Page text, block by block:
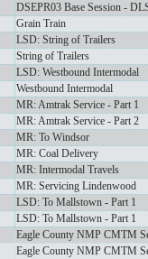
DSEPR03 Base Session -
Grain Train
LSD: String of Trailers
String of Trailers
LSD: Westbound Intermodal
Westbound Intermodal
MR: Amtrak Service - Part 1
MR: Amtrak Service - Part 2
MR: To Windsor
MR: Coal Delivery
MR: Intermodal Travels
MR: Servicing Lindenwood
LSD: To Mallstown - Part 1
LSD: To Mallstown - Part 1
Eagle County NMP CMTM
Eagle County NMP CMTM